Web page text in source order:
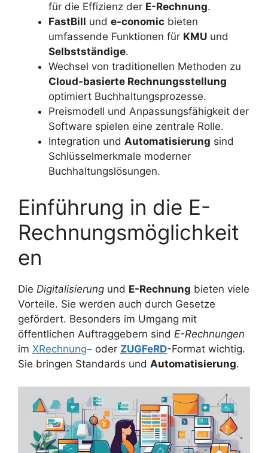
für die Effizienz der E-Rechnung.
FastBill und e-conomic bieten
umfassende Funktionen für KMU und
Selbstständige.
Wechsel von traditionellen Methoden zu
Cloud-basierte Rechnungsstellung
optimiert Buchhaltungsprozesse.
Preismodell und Anpassungsfähigkeit der
Software spielen eine zentrale Rolle.
Integration und Automatisierung sind
Schlüsselmerkmale moderner
Buchhaltungslösungen.
Einführung in die E-
Rechnungsmöglichkeit
en
Die Digitalisierung und E-Rechnung bieten viele
Vorteile. Sie werden auch durch Gesetze
gefördert. Besonders im Umgang mit
öffentlichen Auftraggebern sind E-Rechnungen
im XRechnung– oder ZUGFeRD-Format wichtig.
Sie bringen Standards und Automatisierung.